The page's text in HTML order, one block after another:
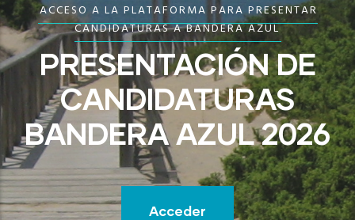
ACCESO A LA PLATAFORMA PARA PRESENTAR
CANDIDATURAS A BANDERA AZUL
PRESENTACIÓN DE
CANDIDATURAS
BANDERA AZUL 2026
Acceder